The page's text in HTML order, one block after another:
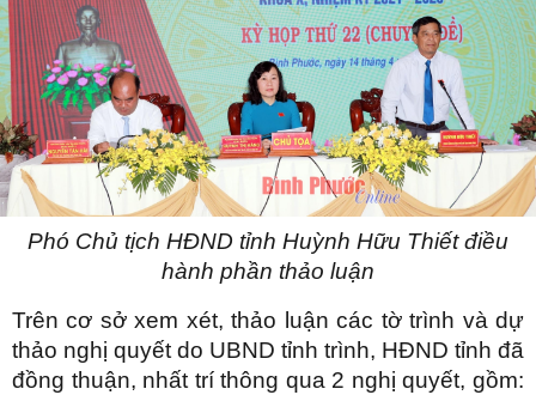
Phó Chủ tịch HĐND tỉnh Huỳnh Hữu Thiết điều
hành phần thảo luận
Trên cơ sở xem xét, thảo luận các tờ trình và dự
thảo nghị quyết do UBND tỉnh trình, HĐND tỉnh đã
đồng thuận, nhất trí thông qua 2 nghị quyết, gồm: